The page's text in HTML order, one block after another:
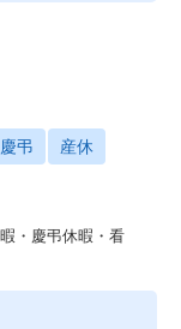
慶弔 産休
・慶弔休暇・看